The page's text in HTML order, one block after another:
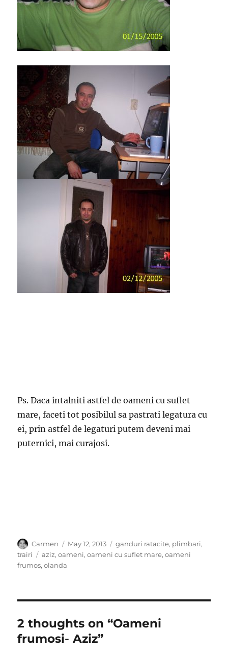
Ps. Daca intalniti astfel de oameni cu suflet
mare, faceti tot posibilul sa pastrati legatura cu
ei, prin astfel de legaturi putem deveni mai
puternici, mai curajosi.
Author
Carmen
Posted
on
May 12, 2013 Categories
ganduri ratacite, plimbari,
trairi
Tags
aziz,oameni,oameni cu suflet mare,oameni
frumos,olanda
2 thoughts on “Oameni
frumosi- Aziz”